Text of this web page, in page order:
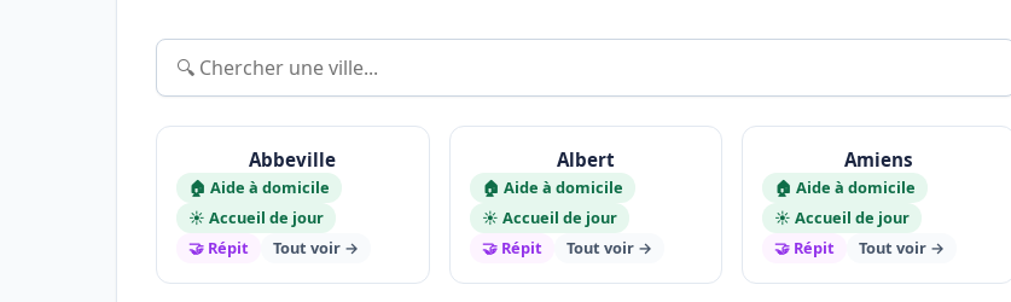
Abbeville
🏠 Aide à domicile
☀️ Accueil de jour
🤝 Répit
Tout voir →
Albert
🏠 Aide à domicile
☀️ Accueil de jour
🤝 Répit
Tout voir →
Amiens
🏠 Aide à domicile
☀️ Accueil de jour
🤝 Répit
Tout voir →